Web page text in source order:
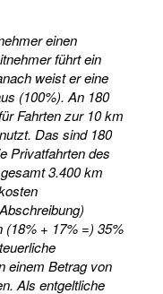
einen
führt ein
weist er eine
(100%). An 180
Fahrten zur 10 km
Das sind 180
Privatfahrten des
3.400 km
(18% + 17% =) 35%
einem Betrag von
Als entgeltliche